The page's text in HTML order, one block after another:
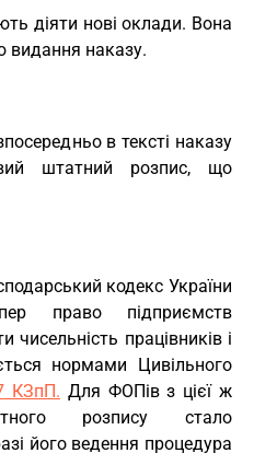
діяти нові оклади. Вона
видання наказу.
в тексті наказу
штатний розпис, що
кодекс України
право підприємств
працівників і
нормами Цивільного
КЗпП. Для ФОПів з цієї ж
розпису стало
його ведення процедура